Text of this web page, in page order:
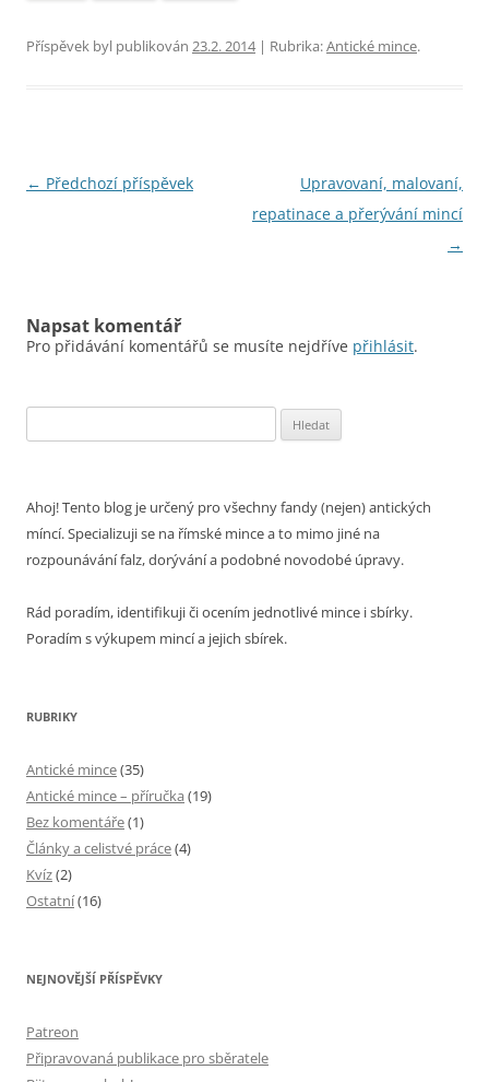
Příspěvek byl publikován 23.2. 2014| Rubrika:Antické mince.
Navigace
← Předchozí příspěvek
Upravovaní, malovaní,
repatinace a přerývání mincí
→
Napsat komentář
Pro přidávání komentářů se musíte nejdříve přihlásit.
Ahoj! Tento blog je určený pro všechny fandy (nejen) antických
míncí. Specializuji se na římské mince a to mimo jiné na
rozpounávání falz, dorývání a podobné novodobé úpravy.
Rád poradím, identifikuji či ocením jednotlivé mince i sbírky.
Poradím s výkupem mincí a jejich sbírek.
RUBRIKY
Antické mince(35)
Antické mince – příručka (19)
Bez komentáře(1)
Články a celistvé práce(4)
Kvíz(2)
Ostatní(16)
NEJNOVĚJŠÍ PŘÍSPĚVKY
Patreon
Připravovaná publikace pro sběratele